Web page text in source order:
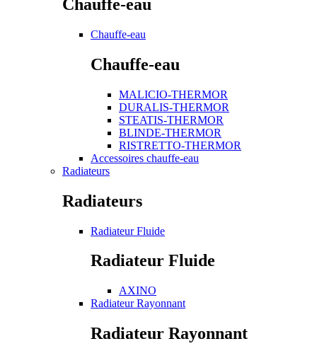
Chauffe-eau
Chauffe-eau
Chauffe-eau
MALICIO-THERMOR
DURALIS-THERMOR
STEATIS-THERMOR
BLINDE-THERMOR
RISTRETTO-THERMOR
Accessoires chauffe-eau
Radiateurs
Radiateurs
Radiateur Fluide
Radiateur Fluide
AXINO
Radiateur Rayonnant
Radiateur Rayonnant